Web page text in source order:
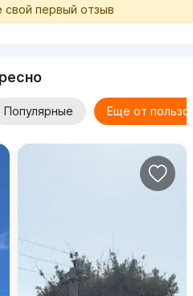
свой первый отзыв
Популярные Еще от